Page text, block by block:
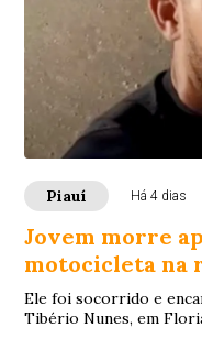
Piauí Há 4 dias
Jovem morre
motocicleta na
Ele foi socorrido e
Tibério Nunes, em